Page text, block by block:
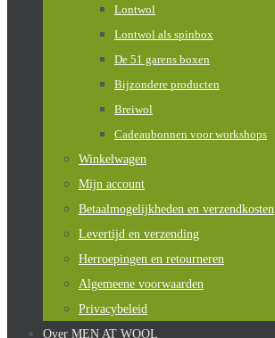
Lontwol
Lontwol als spinbox
De 51 garens boxen
Bijzondere producten
Breiwol
Cadeaubonnen voor workshops
Winkelwagen
Mijn account
Betaalmogelijkheden en verzendkosten
Levertijd en verzending
Herroepingen en retourneren
Algemeene voorwaarden
Privacybeleid
Over MEN AT WOOL